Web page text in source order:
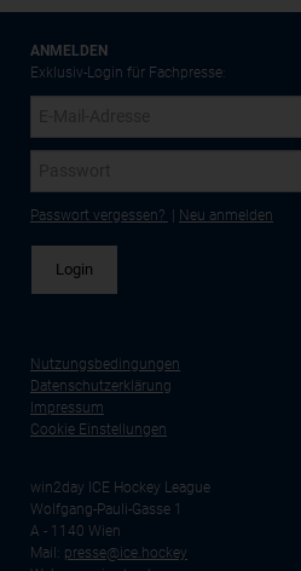
ANMELDEN
Exklusiv-Login für Fachpresse:
Passwort vergessen? | Neu anmelden
Nutzungsbedingungen
Datenschutzerklärung
Impressum
Cookie Einstellungen
win2day ICE Hockey League
Wolfgang-Pauli-Gasse 1
A - 1140 Wien
Mail: presse@ice.hockey